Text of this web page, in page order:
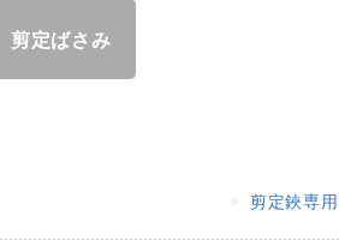
剪定ばさみ
剪定鋏専